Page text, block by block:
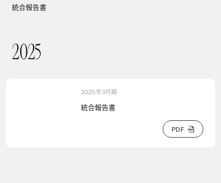
統合報告書
2025
2025
2025年3月期
統合報告書
PDF
PDF